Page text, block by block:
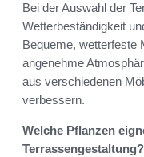
Bei der Auswahl der
Wetterbeständigkeit
Bequeme, wetterfeste
angenehme
aus verschiedenen
verbessern.
Welche Pflanzen
Terrassengestaltung?